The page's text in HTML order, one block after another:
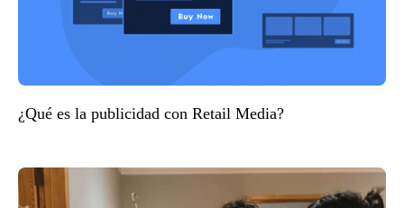
¿Qué es la publicidad con Retail Media?